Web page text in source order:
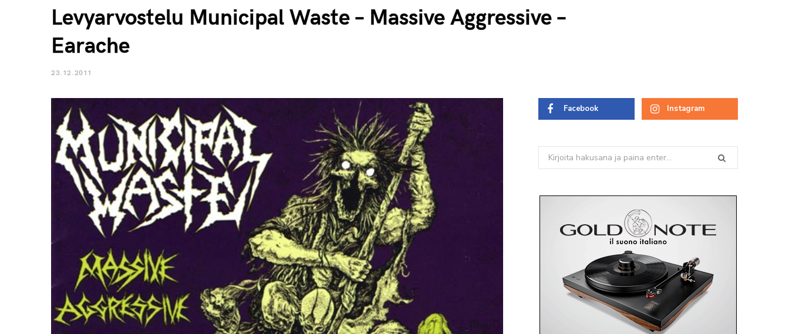
Levyarvostelu Municipal Waste – Massive Aggressive –
Earache
23.12.2011
Facebook Instagram
Search
for: